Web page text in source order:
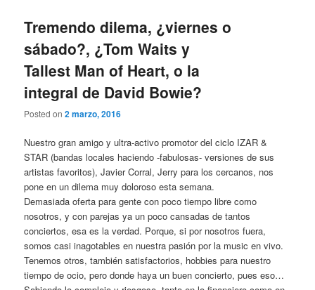
Tremendo dilema, ¿viernes o
sábado?, ¿Tom Waits y
Tallest Man of Heart, o la
integral de David Bowie?
Posted on2 marzo, 2016
Nuestro gran amigo y ultra-activo promotor del ciclo IZAR &
STAR (bandas locales haciendo -fabulosas- versiones de sus
artistas favoritos), Javier Corral, Jerry para los cercanos, nos
pone en un dilema muy doloroso esta semana.
Demasiada oferta para gente con poco tiempo libre como
nosotros, y con parejas ya un poco cansadas de tantos
conciertos, esa es la verdad. Porque, si por nosotros fuera,
somos casi inagotables en nuestra pasión por la music en vivo.
Tenemos otros, también satisfactorios, hobbies para nuestro
tiempo de ocio, pero donde haya un buen concierto, pues eso…